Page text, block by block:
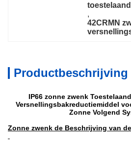
,
42CRMN
Productbeschrijving
IP66 zonne zwenk
Versnellingsbakreductiemiddel
Zonne Volgend
Zonne zwenk de Beschrijving van